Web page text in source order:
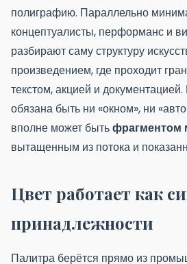
полиграфию. Параллельно
концептуалисты, перформанс и
разбирают саму структуру
произведением, где проходит
текстом, акцией и
обязана быть ни «окном», ни
вполне может бытьфрагментом
вытащенным из потока и
Цвет работает как
принадлежности
Палитра берётся прямо из